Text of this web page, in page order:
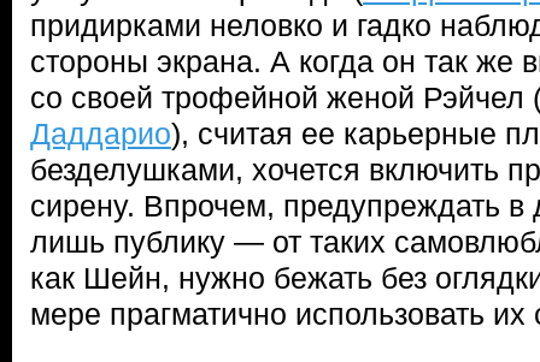
придирками неловко и гадко
стороны экрана. А когда он так же
со своей трофейной женой Рэйчел
Даддарио), считая ее карьерные
безделушками, хочется включить
сирену. Впрочем, предупреждать
лишь публику — от таких
как Шейн, нужно бежать без
мере прагматично использовать их